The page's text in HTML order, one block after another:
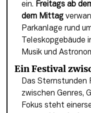
ein. Freitags ab
dem Mittag
Parkanlage rund
Teleskopgebäude
Musik und
Ein Festival
Das Sternstunden
zwischen Genres,
Fokus steht